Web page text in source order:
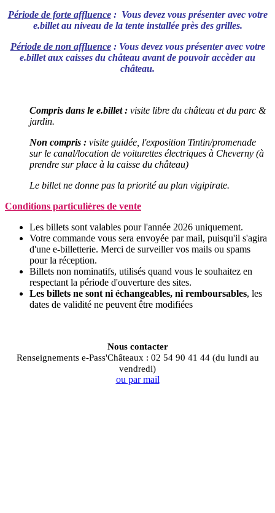
Période de forte affluence: Vous devez vous présenter avec votre
e.billet au niveau de la tente installée près des grilles.
Période de non affluence: Vous devez vous présenter avec votre
e.billet aux caisses du château avant de pouvoir accèder au
château.
Compris dans le e.billet : visite libre du château et du parc &
jardin.
Non compris : visite guidée, l'exposition Tintin/promenade
sur le canal/location de voiturettes électriques à Cheverny (à
prendre sur place à la caisse du château)
Le billet ne donne pas la priorité au plan vigipirate.
Conditions particulières de vente
Les billets sont valables pour l'année 2026 uniquement.
Votre commande vous sera envoyée par mail, puisqu'il s'agira
d'une e-billetterie. Merci de surveiller vos mails ou spams
pour la réception.
Billets non nominatifs, utilisés quand vous le souhaitez en
respectant la période d'ouverture des sites.
Les billets ne sont ni échangeables, ni remboursables, les
dates de validité ne peuvent être modifiées
Nous contacter
Renseignements e-Pass'Châteaux : 02 54 90 41 44 (du lundi au
vendredi)
ou par mail